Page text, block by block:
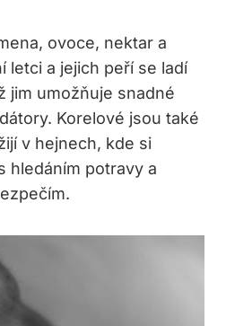
ovoce, nektar a
letci a jejich peří se ladí
jim umožňuje snadné
Korelové jsou také
v hejnech, kde si
hledáním potravy a